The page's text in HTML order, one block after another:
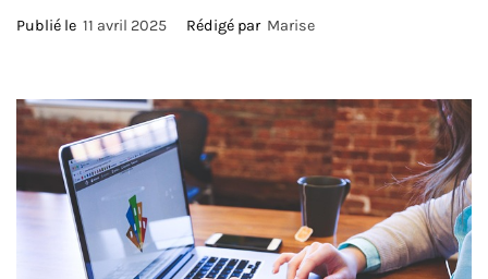
Publié le 11 avril 2025 Rédigé par Marise